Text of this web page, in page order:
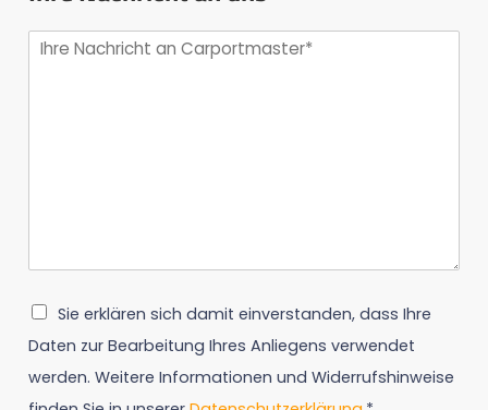
Sie erklären sich damit einverstanden, dass Ihre
Daten zur Bearbeitung Ihres Anliegens verwendet
werden. Weitere Informationen und Widerrufshinweise